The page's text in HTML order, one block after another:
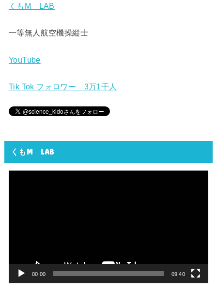
くもM LAB
一等無人航空機操縦士
YouTube
Tik Tok フォロワー 3万1千人
くもM LAB
00:00 09:40